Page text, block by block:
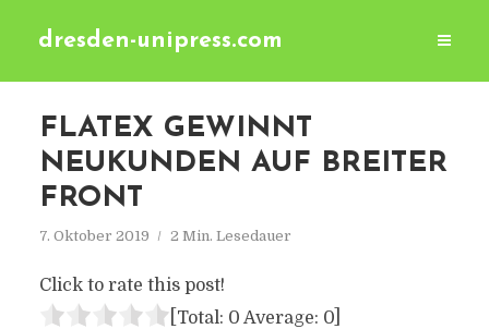
dresden-unipress.com
FLATEX GEWINNT
NEUKUNDEN AUF BREITER
FRONT
7. Oktober 2019 2 Min. Lesedauer
Click to rate this post!
[Total: 0 Average: 0]